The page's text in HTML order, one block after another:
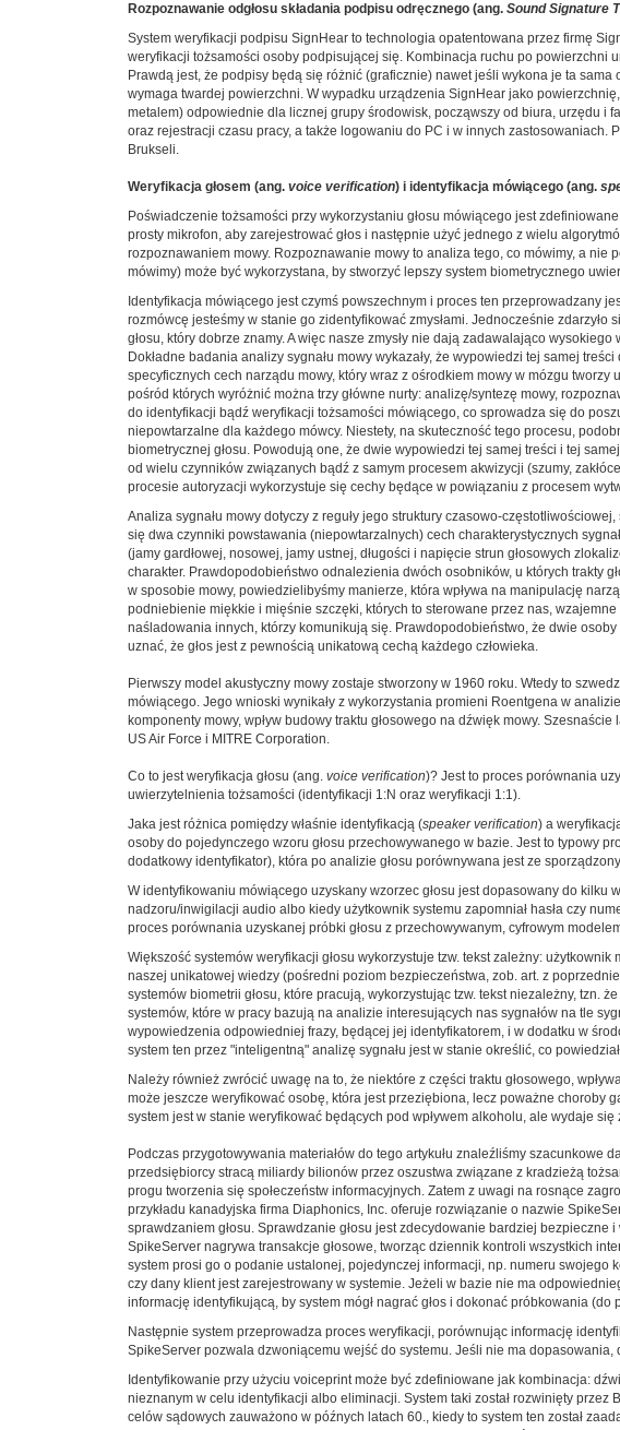
Rozpoznawanie odgłosu składania podpisu odręcznego (ang. Sound Signature
System weryfikacji podpisu SignHear to technologia opatentowana przez firmę
weryfikacji tożsamości osoby podpisującej się. Kombinacja ruchu po powierzchni
Prawdą jest, że podpisy będą się różnić (graficznie) nawet jeśli wykona je ta
wymaga twardej powierzchni. W wypadku urządzenia SignHear jako
metalem) odpowiednie dla licznej grupy środowisk, począwszy od biura, urzędu i
oraz rejestracji czasu pracy, a także logowaniu do PC i w innych zastosowaniach.
Brukseli.
Weryfikacja głosem (ang. voice verification) i identyfikacja mówiącego (ang.
Poświadczenie tożsamości przy wykorzystaniu głosu mówiącego jest
prosty mikrofon, aby zarejestrować głos i następnie użyć jednego z wielu
rozpoznawaniem mowy. Rozpoznawanie mowy to analiza tego, co mówimy, a
mówimy) może być wykorzystana, by stworzyć lepszy system biometrycznego
Identyfikacja mówiącego jest czymś powszechnym i proces ten przeprowadzany
rozmówcę jesteśmy w stanie go zidentyfikować zmysłami. Jednocześnie
głosu, który dobrze znamy. A więc nasze zmysły nie dają zadawalająco
Dokładne badania analizy sygnału mowy wykazały, że wypowiedzi tej samej
specyficznych cech narządu mowy, który wraz z ośrodkiem mowy w mózgu
pośród których wyróżnić można trzy główne nurty: analizę/syntezę mowy,
do identyfikacji bądź weryfikacji tożsamości mówiącego, co sprowadza się do
niepowtarzalne dla każdego mówcy. Niestety, na skuteczność tego procesu,
biometrycznej głosu. Powodują one, że dwie wypowiedzi tej samej treści i tej
od wielu czynników związanych bądź z samym procesem akwizycji (szumy,
procesie autoryzacji wykorzystuje się cechy będące w powiązaniu z procesem
Analiza sygnału mowy dotyczy z reguły jego struktury czasowo-
się dwa czynniki powstawania (niepowtarzalnych) cech charakterystycznych
(jamy gardłowej, nosowej, jamy ustnej, długości i napięcie strun głosowych
charakter. Prawdopodobieństwo odnalezienia dwóch osobników, u których trakty
w sposobie mowy, powiedzielibyśmy manierze, która wpływa na manipulację
podniebienie miękkie i mięśnie szczęki, których to sterowane przez nas,
naśladowania innych, którzy komunikują się. Prawdopodobieństwo, że dwie
uznać, że głos jest z pewnością unikatową cechą każdego człowieka.
Pierwszy model akustyczny mowy zostaje stworzony w 1960 roku. Wtedy to
mówiącego. Jego wnioski wynikały z wykorzystania promieni Roentgena w
komponenty mowy, wpływ budowy traktu głosowego na dźwięk mowy.
US Air Force i MITRE Corporation.
Co to jest weryfikacja głosu (ang. voice verification)? Jest to proces porównania
uwierzytelnienia tożsamości (identyfikacji 1:N oraz weryfikacji 1:1).
Jaka jest różnica pomiędzy właśnie identyfikacją (speaker verification) a
osoby do pojedynczego wzoru głosu przechowywanego w bazie. Jest to typowy
dodatkowy identyfikator), która po analizie głosu porównywana jest ze
W identyfikowaniu mówiącego uzyskany wzorzec głosu jest dopasowany do
nadzoru/inwigilacji audio albo kiedy użytkownik systemu zapomniał hasła czy
proces porównania uzyskanej próbki głosu z przechowywanym, cyfrowym
Większość systemów weryfikacji głosu wykorzystuje tzw. tekst zależny:
naszej unikatowej wiedzy (pośredni poziom bezpieczeństwa, zob. art. z
systemów biometrii głosu, które pracują, wykorzystując tzw. tekst niezależny, tzn.
systemów, które w pracy bazują na analizie interesujących nas sygnałów na tle
wypowiedzenia odpowiedniej frazy, będącej jej identyfikatorem, i w dodatku w
system ten przez "inteligentną" analizę sygnału jest w stanie określić, co
Należy również zwrócić uwagę na to, że niektóre z części traktu głosowego,
może jeszcze weryfikować osobę, która jest przeziębiona, lecz poważne choroby
system jest w stanie weryfikować będących pod wpływem alkoholu, ale wydaje
Podczas przygotowywania materiałów do tego artykułu znaleźliśmy szacunkowe
przedsiębiorcy stracą miliardy bilionów przez oszustwa związane z kradzieżą
progu tworzenia się społeczeństw informacyjnych. Zatem z uwagi na rosnące
przykładu kanadyjska firma Diaphonics, Inc. oferuje rozwiązanie o nazwie
sprawdzaniem głosu. Sprawdzanie głosu jest zdecydowanie bardziej
SpikeServer nagrywa transakcje głosowe, tworząc dziennik kontroli wszystkich
system prosi go o podanie ustalonej, pojedynczej informacji, np. numeru
czy dany klient jest zarejestrowany w systemie. Jeżeli w bazie nie ma
informację identyfikującą, by system mógł nagrać głos i dokonać próbkowania
Następnie system przeprowadza proces weryfikacji, porównując informację
SpikeServer pozwala dzwoniącemu wejść do systemu. Jeśli nie ma
Identyfikowanie przy użyciu voiceprint może być zdefiniowane jak kombinacja:
nieznanym w celu identyfikacji albo eliminacji. System taki został rozwinięty
celów sądowych zauważono w późnych latach 60., kiedy to system ten został